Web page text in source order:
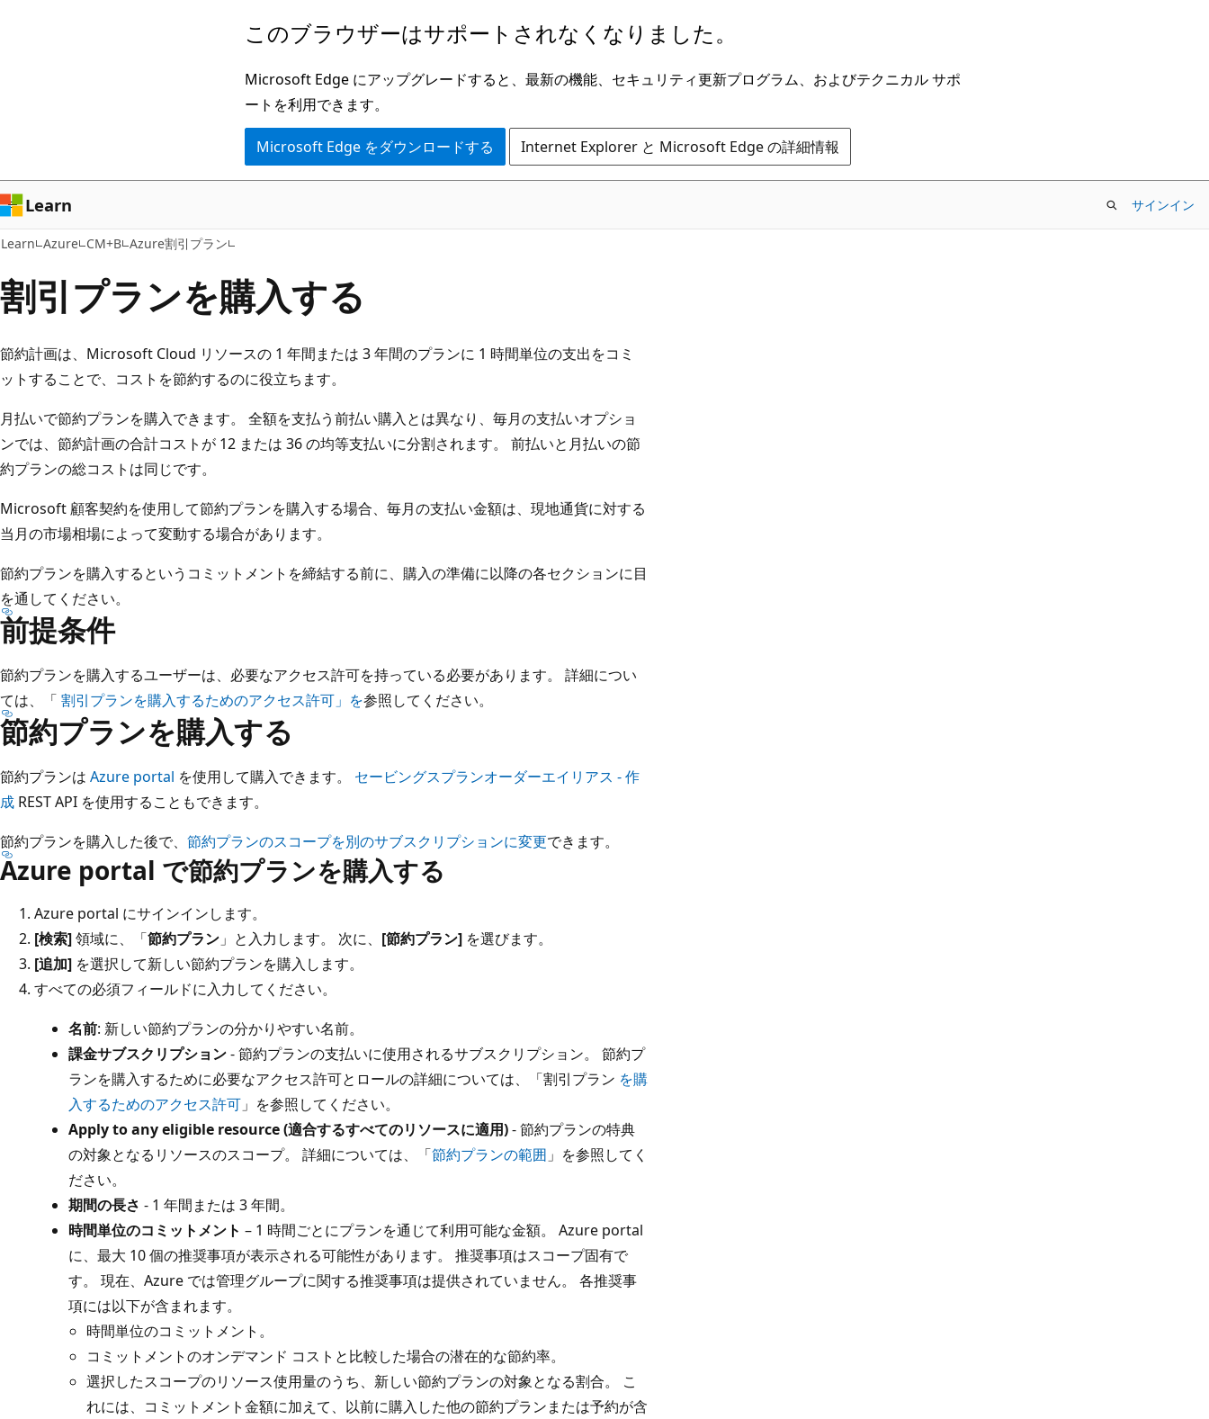
ン
ツ
に
ス
キ
ッ
このブラウザーはサポートされなくなりました。
Microsoft Edge にアップグレードすると、最新の機能、セキュリティ更新プログラム、およびテクニカル サポ
ートを利用できます。
Microsoft Edge をダウンロードする Internet Explorer と Microsoft Edge の詳細情報
Learn サインイン
Learn Azure CM+B Azure割引プラン
割引プランを購入する
節約計画は、Microsoft Cloud リソースの 1 年間または 3 年間のプランに 1 時間単位の支出をコミ
ットすることで、コストを節約するのに役立ちます。
月払いで節約プランを購入できます。 全額を支払う前払い購入とは異なり、毎月の支払いオプショ
ンでは、節約計画の合計コストが 12 または 36 の均等支払いに分割されます。 前払いと月払いの節
約プランの総コストは同じです。
Microsoft 顧客契約を使用して節約プランを購入する場合、毎月の支払い金額は、現地通貨に対する
当月の市場相場によって変動する場合があります。
節約プランを購入するというコミットメントを締結する前に、購入の準備に以降の各セクションに目
を通してください。
前提条件
節約プランを購入するユーザーは、必要なアクセス許可を持っている必要があります。 詳細につい
ては、「 割引プランを購入するためのアクセス許可」を参照してください。
節約プランを購入する
節約プランは Azure portal を使用して購入できます。 セービングスプランオーダーエイリアス - 作
成 REST API を使用することもできます。
節約プランを購入した後で、 節約プランのスコープを別のサブスクリプションに変更できます。
Azure portal で節約プランを購入する
Azure portal にサインインします。
[検索]領域に、「節約プラン 」と入力します。 次に、 [節約プラン] を選びます。
[追加] を選択して新しい節約プランを購入します。
すべての必須フィールドに入力してください。
名前: 新しい節約プランの分かりやすい名前。
課金サブスクリプション- 節約プランの支払いに使用されるサブスクリプション。 節約プ
ランを購入するために必要なアクセス許可とロールの詳細については、「割引プラン を購
入するためのアクセス許可 」を参照してください。
Apply to any eligible resource (適合するすべてのリソースに適用)- 節約プランの特典
の対象となるリソースのスコープ。 詳細については、「節約プランの範囲 」を参照してく
ださい。
期間の長さ - 1 年間または 3 年間。
時間単位のコミットメント – 1 時間ごとにプランを通じて利用可能な金額。 Azure portal
に、最大 10 個の推奨事項が表示される可能性があります。 推奨事項はスコープ固有で
す。 現在、Azure では管理グループに関する推奨事項は提供されていません。 各推奨事
項には以下が含まれます。
時間単位のコミットメント。
コミットメントのオンデマンド コストと比較した場合の潜在的な節約率。
選択したスコープのリソース使用量のうち、新しい節約プランの対象となる割合。 こ
れには、コミットメント金額に加えて、以前に購入した他の節約プランまたは予約が含